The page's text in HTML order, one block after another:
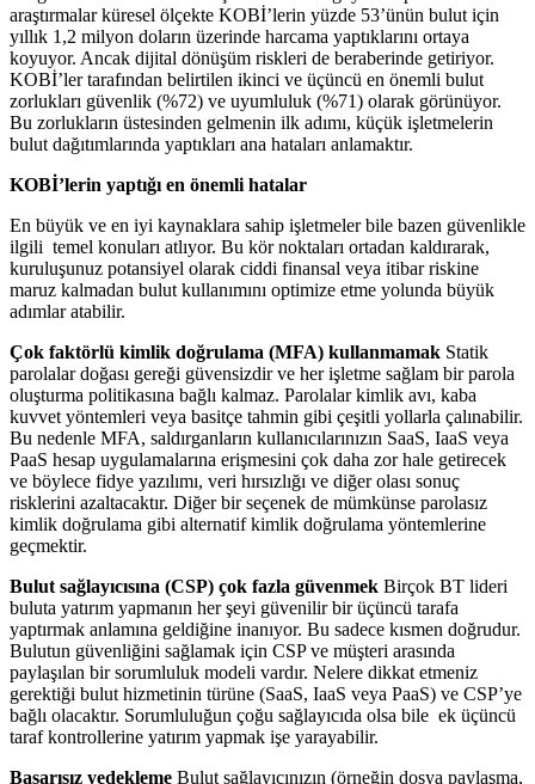
araştırmalar küresel ölçekte KOBİ’lerin yüzde 53’ünün bulut için
yıllık 1,2 milyon doların üzerinde harcama yaptıklarını ortaya
koyuyor. Ancak dijital dönüşüm riskleri de beraberinde getiriyor.
KOBİ’ler tarafından belirtilen ikinci ve üçüncü en önemli bulut
zorlukları güvenlik (%72) ve uyumluluk (%71) olarak görünüyor.
Bu zorlukların üstesinden gelmenin ilk adımı, küçük işletmelerin
bulut dağıtımlarında yaptıkları ana hataları anlamaktır.
KOBİ’lerin yaptığı en önemli hatalar
En büyük ve en iyi kaynaklara sahip işletmeler bile bazen güvenlikle
ilgili temel konuları atlıyor. Bu kör noktaları ortadan kaldırarak,
kuruluşunuz potansiyel olarak ciddi finansal veya itibar riskine
maruz kalmadan bulut kullanımını optimize etme yolunda büyük
adımlar atabilir.
Çok faktörlü kimlik doğrulama (MFA) kullanmamak Statik
parolalar doğası gereği güvensizdir ve her işletme sağlam bir parola
oluşturma politikasına bağlı kalmaz. Parolalar kimlik avı, kaba
kuvvet yöntemleri veya basitçe tahmin gibi çeşitli yollarla çalınabilir.
Bu nedenle MFA, saldırganların kullanıcılarınızın SaaS, IaaS veya
PaaS hesap uygulamalarına erişmesini çok daha zor hale getirecek
ve böylece fidye yazılımı, veri hırsızlığı ve diğer olası sonuç
risklerini azaltacaktır. Diğer bir seçenek de mümkünse parolasız
kimlik doğrulama gibi alternatif kimlik doğrulama yöntemlerine
geçmektir.
Bulut sağlayıcısına (CSP) çok fazla güvenmek Birçok BT lideri
buluta yatırım yapmanın her şeyi güvenilir bir üçüncü tarafa
yaptırmak anlamına geldiğine inanıyor. Bu sadece kısmen doğrudur.
Bulutun güvenliğini sağlamak için CSP ve müşteri arasında
paylaşılan bir sorumluluk modeli vardır. Nelere dikkat etmeniz
gerektiği bulut hizmetinin türüne (SaaS, IaaS veya PaaS) ve CSP’ye
bağlı olacaktır. Sorumluluğun çoğu sağlayıcıda olsa bile ek üçüncü
taraf kontrollerine yatırım yapmak işe yarayabilir.
Başarısız yedekleme Bulut sağlayıcınızın (örneğin dosya paylaşma,